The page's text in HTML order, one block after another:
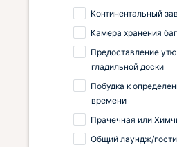
Континентальный
Камера хранения
Предоставление
гладильной доски
Побудка к
времени
Прачечная или
Общий лаундж/